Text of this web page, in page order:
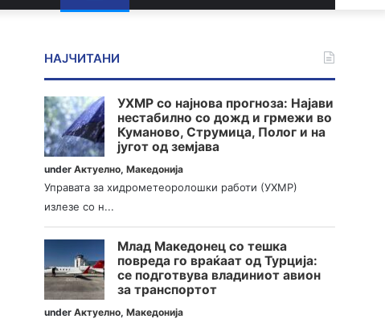
НАЈЧИТАНИ
УХМР со најнова прогноза: Најави
нестабилно со дожд и грмежи во
Куманово, Струмица, Полог и на
југот од земјава
underАктуелно,Македонија
Управата за хидрометеоролошки работи (УХМР)
излезе со н...
Млад Македонец со тешка
повреда го враќаат од Турција:
се подготвува владиниот авион
за транспортот
underАктуелно,Македонија